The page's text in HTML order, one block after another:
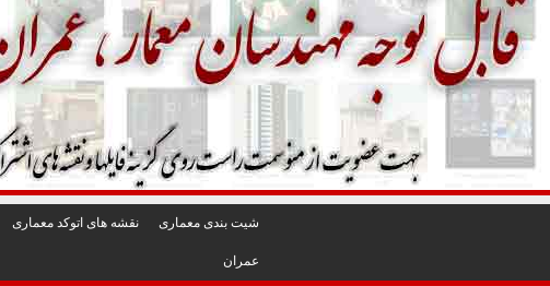
شيت بندی معماری نقشه های اتوکد معماری
عمران